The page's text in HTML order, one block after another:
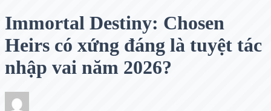
Immortal Destiny: Chosen
Heirs có xứng đáng là tuyệt tác
nhập vai năm 2026?